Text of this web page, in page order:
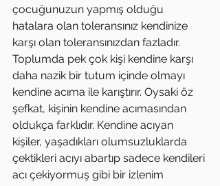
çocuğunuzun yapmış olduğu
hatalara olan toleransınız kendinize
karşı olan toleransınızdan fazladır.
Toplumda pek çok kişi kendine karşı
daha nazik bir tutum içinde olmayı
kendine acıma ile karıştırır. Oysaki öz
şefkat, kişinin kendine acımasından
oldukça farklıdır. Kendine acıyan
kişiler, yaşadıkları olumsuzluklarda
çektikleri acıyı abartıp sadece kendileri
acı çekiyormuş gibi bir izlenim